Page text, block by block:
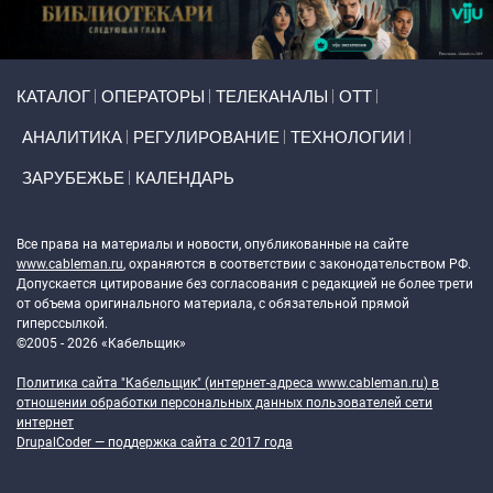
КАТАЛОГ ОПЕРАТОРЫ ТЕЛЕКАНАЛЫ ОТТ
АНАЛИТИКА РЕГУЛИРОВАНИЕ ТЕХНОЛОГИИ
ЗАРУБЕЖЬЕ КАЛЕНДАРЬ
Все права на материалы и новости, опубликованные на сайте
www.cableman.ru, охраняются в соответствии с законодательством РФ.
Допускается цитирование без согласования с редакцией не более трети
от объема оригинального материала, с обязательной прямой
гиперссылкой.
©2005 - 2026 «Кабельщик»
Политика сайта "Кабельщик" (интернет-адреса www.cableman.ru) в
отношении обработки персональных данных пользователей сети
интернет
DrupalCoder — поддержка сайта c 2017 года